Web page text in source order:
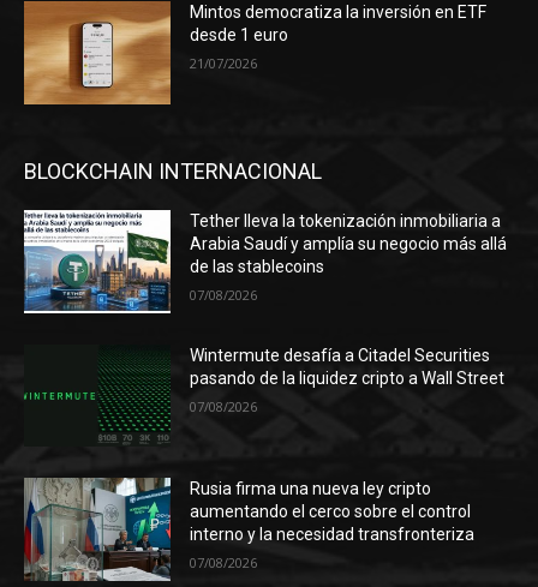
Mintos democratiza la inversión en ETF
desde 1 euro
21/07/2026
BLOCKCHAIN INTERNACIONAL
Tether lleva la tokenización inmobiliaria a
Arabia Saudí y amplía su negocio más allá
de las stablecoins
07/08/2026
Wintermute desafía a Citadel Securities
pasando de la liquidez cripto a Wall Street
07/08/2026
Rusia firma una nueva ley cripto
aumentando el cerco sobre el control
interno y la necesidad transfronteriza
07/08/2026